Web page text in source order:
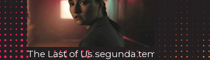
The Last of Us segunda temporada